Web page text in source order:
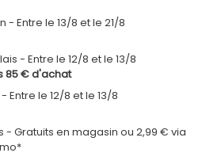
Entre le 13/8 et le 21/8
Entre le 12/8 et le 13/8
85 € d'achat
Entre le 12/8 et le 13/8
- Gratuits en magasin ou 2,99 € via